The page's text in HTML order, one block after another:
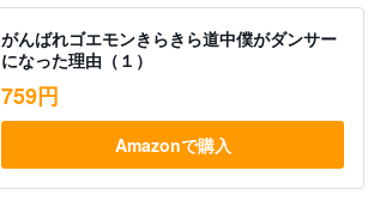
がんばれゴエモンきらきら道中僕がダンサー
になった理由（１）
759円
Amazonで購入